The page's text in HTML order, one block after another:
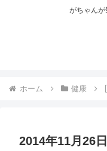
がちゃん
ホーム 健康
2014年11月26